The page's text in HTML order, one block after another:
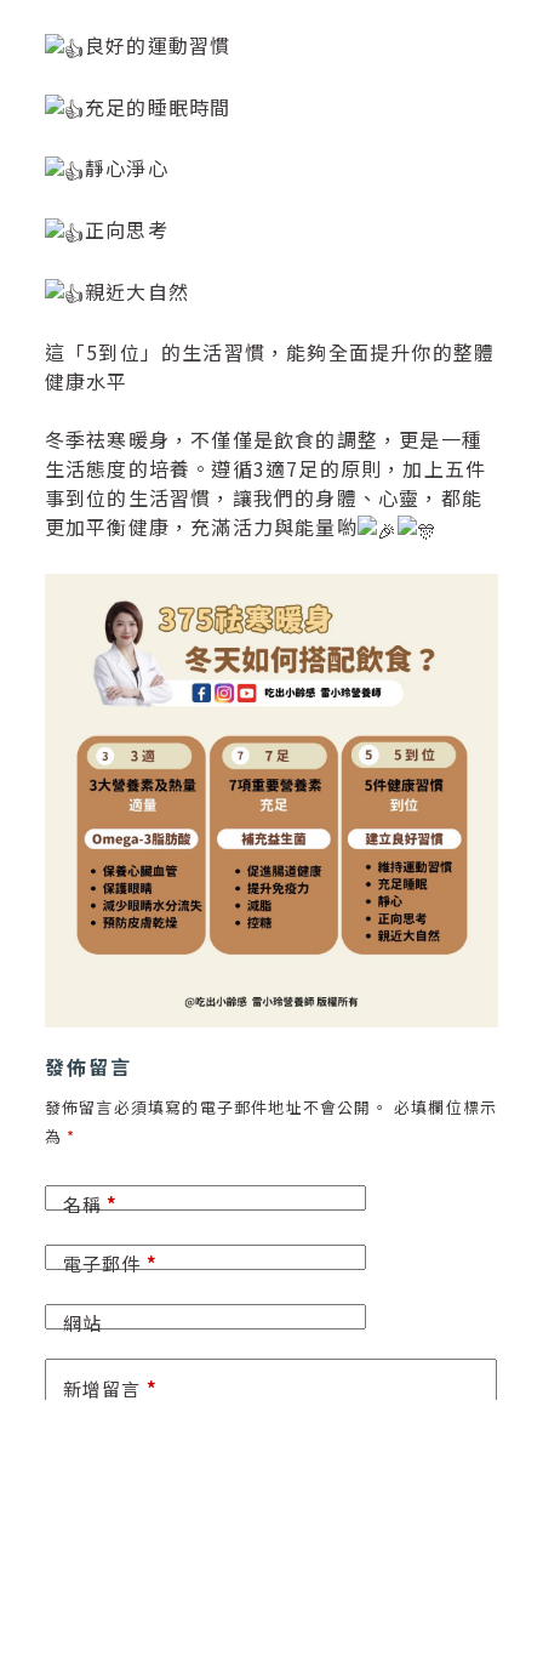
良好的運動習慣
充足的睡眠時間
靜心淨心
正向思考
親近大自然
這「5到位」的生活習慣，能夠全面提升你的整體
健康水平
冬季祛寒暖身，不僅僅是飲食的調整，更是一種
生活態度的培養。遵循3適7足的原則，加上五件
事到位的生活習慣，讓我們的身體、心靈，都能
更加平衡健康，充滿活力與能量喲
發佈留言
發佈留言必須填寫的電子郵件地址不會公開。 必填欄位標示
為 *
名稱*
電子郵件*
網站
新增留言 *